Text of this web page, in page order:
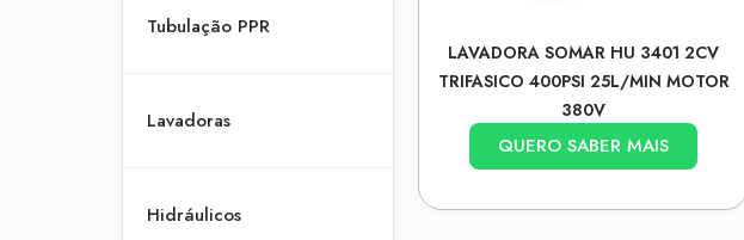
Tubulação PPR
Lavadoras
Hidráulicos
LAVADORA SOMAR HU 3401 2CV
TRIFASICO 400PSI 25L/MIN MOTOR
380V
QUERO SABER MAIS